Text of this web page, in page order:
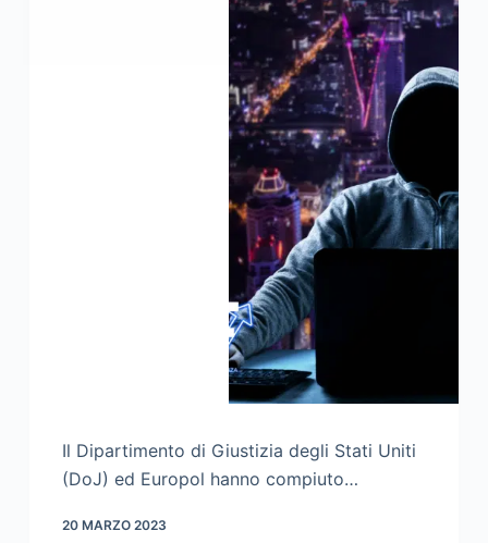
Il Dipartimento di Giustizia degli Stati Uniti
(DoJ) ed Europol hanno compiuto…
20 MARZO 2023